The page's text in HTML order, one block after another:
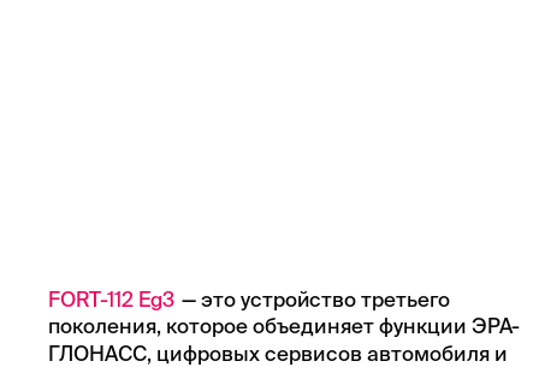
FORT-112 Eg3 — это устройство третьего
поколения, которое объединяет функции ЭРА-
ГЛОНАСС, цифровых сервисов автомобиля и